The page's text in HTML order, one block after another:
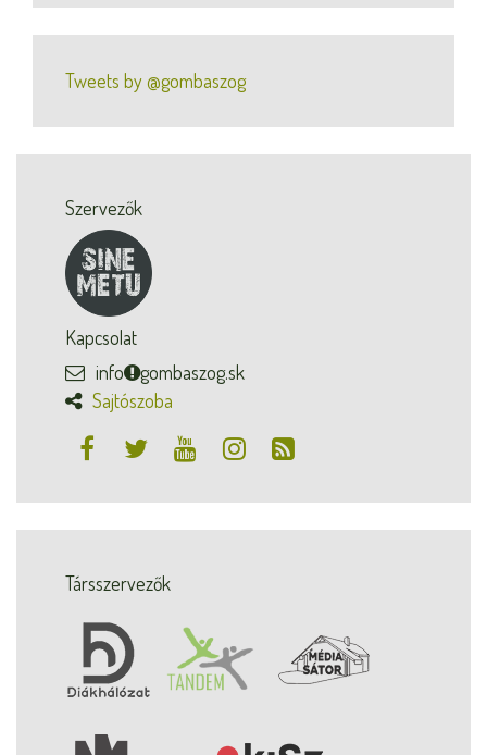
Tweets by @gombaszog
Szervezők
Kapcsolat
info
gombaszog.sk
Sajtószoba
Társszervezők